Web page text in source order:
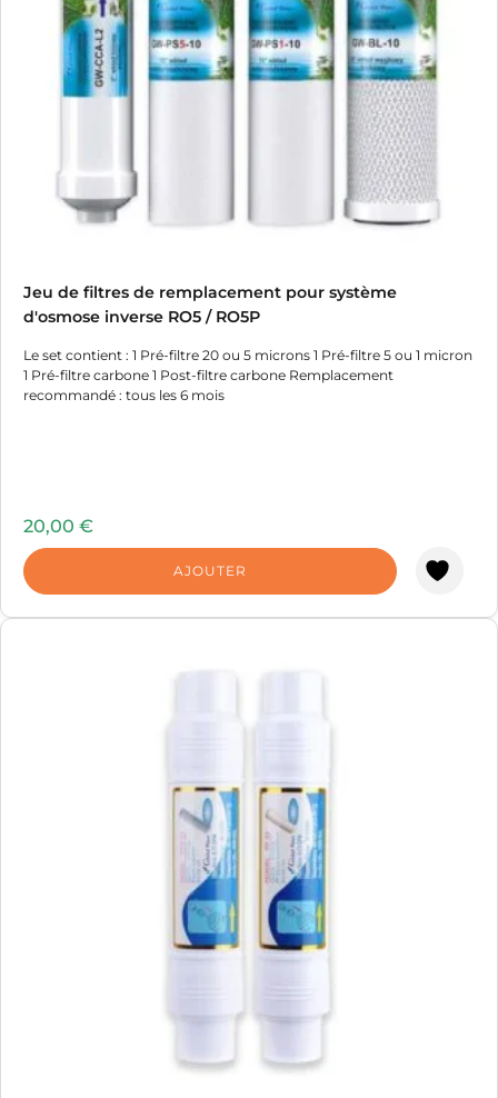
Jeu de filtres de remplacement pour système
d'osmose inverse RO5 / RO5P
Le set contient : 1 Pré-filtre 20 ou 5 microns 1 Pré-filtre 5 ou 1 micron
1 Pré-filtre carbone 1 Post-filtre carbone Remplacement
recommandé : tous les 6 mois
20,00 €
AJOUTER